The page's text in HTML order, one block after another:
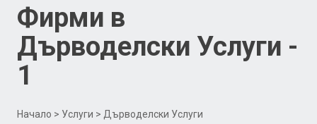
Фирми в
Дърводелски Услуги -
1
Начало > Услуги > Дърводелски Услуги